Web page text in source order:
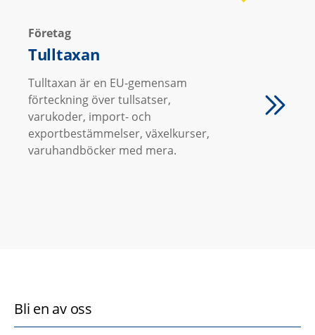
Tulltaxan
Företag
Tulltaxan är en EU-gemensam
förteckning över tullsatser,
varukoder, import- och
exportbestämmelser, växelkurser,
varuhandböcker med mera.
Bli en av oss